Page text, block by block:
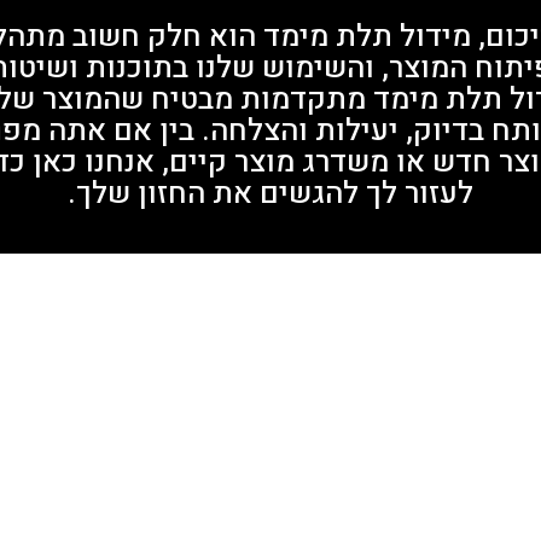
מידול תלת מימד הוא חלק חשוב
המוצר, והשימוש שלנו בתוכנות
תלת מימד מתקדמות מבטיח שהמוצר
בדיוק, יעילות והצלחה. בין אם אתה
חדש או משדרג מוצר קיים, אנחנו כאן
לעזור לך להגשים את החזון שלך.